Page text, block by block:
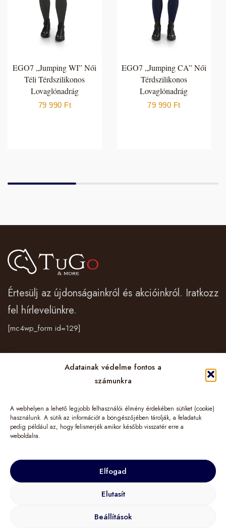
Adatainak védelme fontos a
számunkra
A webhelyen a lehető legjobb felhasználói élmény érdekében sütiket (cookie)
használunk. A sütik az információt a böngészőjében tárolják, a feladatuk
pedig például az, hogy felismerjék amikor később visszatér erre a
weboldalra.
Elfogad
Elutasít
Beállítások
EGO7 „Jumping WI” Női
Téli Térdszilikonos
Lovaglónadrág
79 990 Ft
EGO7 „Jumping CA” Női
Térdszilikonos
Lovaglónadrág
79 990 Ft
Értesülj az újdonságainkról és akcióinkról. Iratkozz
fel hírlevelünkre.
[mc4wp_form id=129]
Információk
© 2024 TuGo&More – LIMINIS HUNGARY Kft. Minden jog fenntartva!